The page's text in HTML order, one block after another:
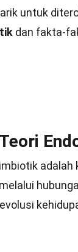
untuk
dan fakta-